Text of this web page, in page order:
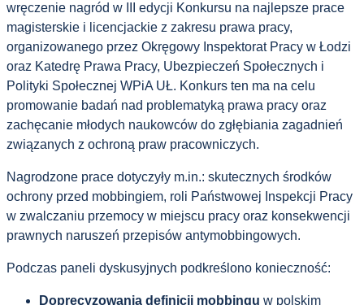
wręczenie nagród w III edycji Konkursu na najlepsze prace
magisterskie i licencjackie z zakresu prawa pracy,
organizowanego przez Okręgowy Inspektorat Pracy w Łodzi
oraz Katedrę Prawa Pracy, Ubezpieczeń Społecznych i
Polityki Społecznej WPiA UŁ. Konkurs ten ma na celu
promowanie badań nad problematyką prawa pracy oraz
zachęcanie młodych naukowców do zgłębiania zagadnień
związanych z ochroną praw pracowniczych.
Nagrodzone prace dotyczyły m.in.: skutecznych środków
ochrony przed mobbingiem, roli Państwowej Inspekcji Pracy
w zwalczaniu przemocy w miejscu pracy oraz konsekwencji
prawnych naruszeń przepisów antymobbingowych.
Podczas paneli dyskusyjnych podkreślono konieczność:
Doprecyzowania definicji mobbingu w polskim